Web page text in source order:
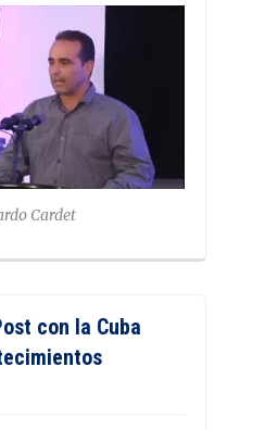
Cardet
con la Cuba